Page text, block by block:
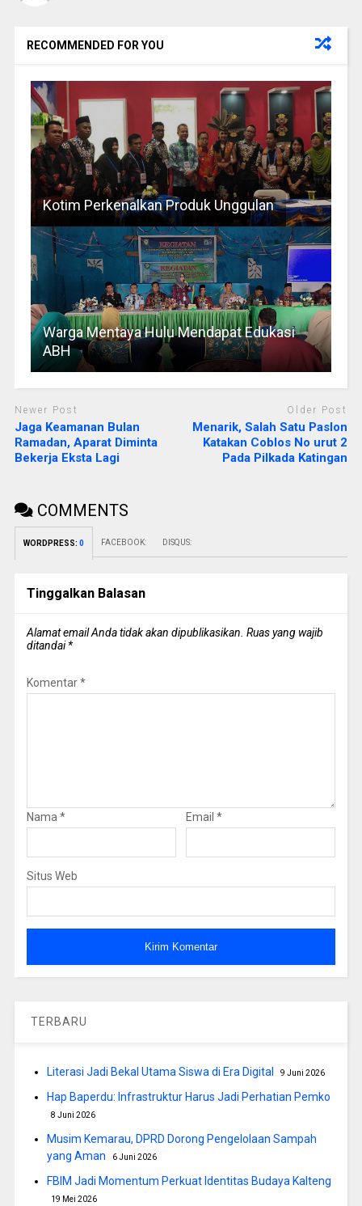
RECOMMENDED FOR YOU
Kotim Perkenalkan Produk Unggulan
Warga Mentaya Hulu Mendapat Edukasi
ABH
Newer Post
Jaga Keamanan Bulan
Ramadan, Aparat Diminta
Bekerja Eksta Lagi
Older Post
Menarik, Salah Satu Paslon
Katakan Coblos No urut 2
Pada Pilkada Katingan
COMMENTS
WORDPRESS: 0 FACEBOOK: DISQUS:
Tinggalkan Balasan
Alamat email Anda tidak akan dipublikasikan. Ruas yang wajib
ditandai*
Komentar*
Nama * Email *
Situs Web
TERBARU
Literasi Jadi Bekal Utama Siswa di Era Digital 9 Juni 2026
Hap Baperdu: Infrastruktur Harus Jadi Perhatian Pemko
8 Juni 2026
Musim Kemarau, DPRD Dorong Pengelolaan Sampah
yang Aman
6 Juni 2026
FBIM Jadi Momentum Perkuat Identitas Budaya Kalteng
19 Mei 2026